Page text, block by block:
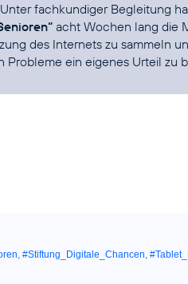
fachkundiger Begleitung
acht Wochen lang die
des Internets zu sammeln
ein eigenes Urteil zu
, #Stiftung_Digitale_Chancen,